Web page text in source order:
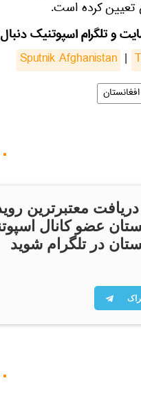
کرده است.
و تلگرام اسپوتنیک
Sputnik Afghanistan |
معتبرترین
عضو کانال
در تلگرام شوید